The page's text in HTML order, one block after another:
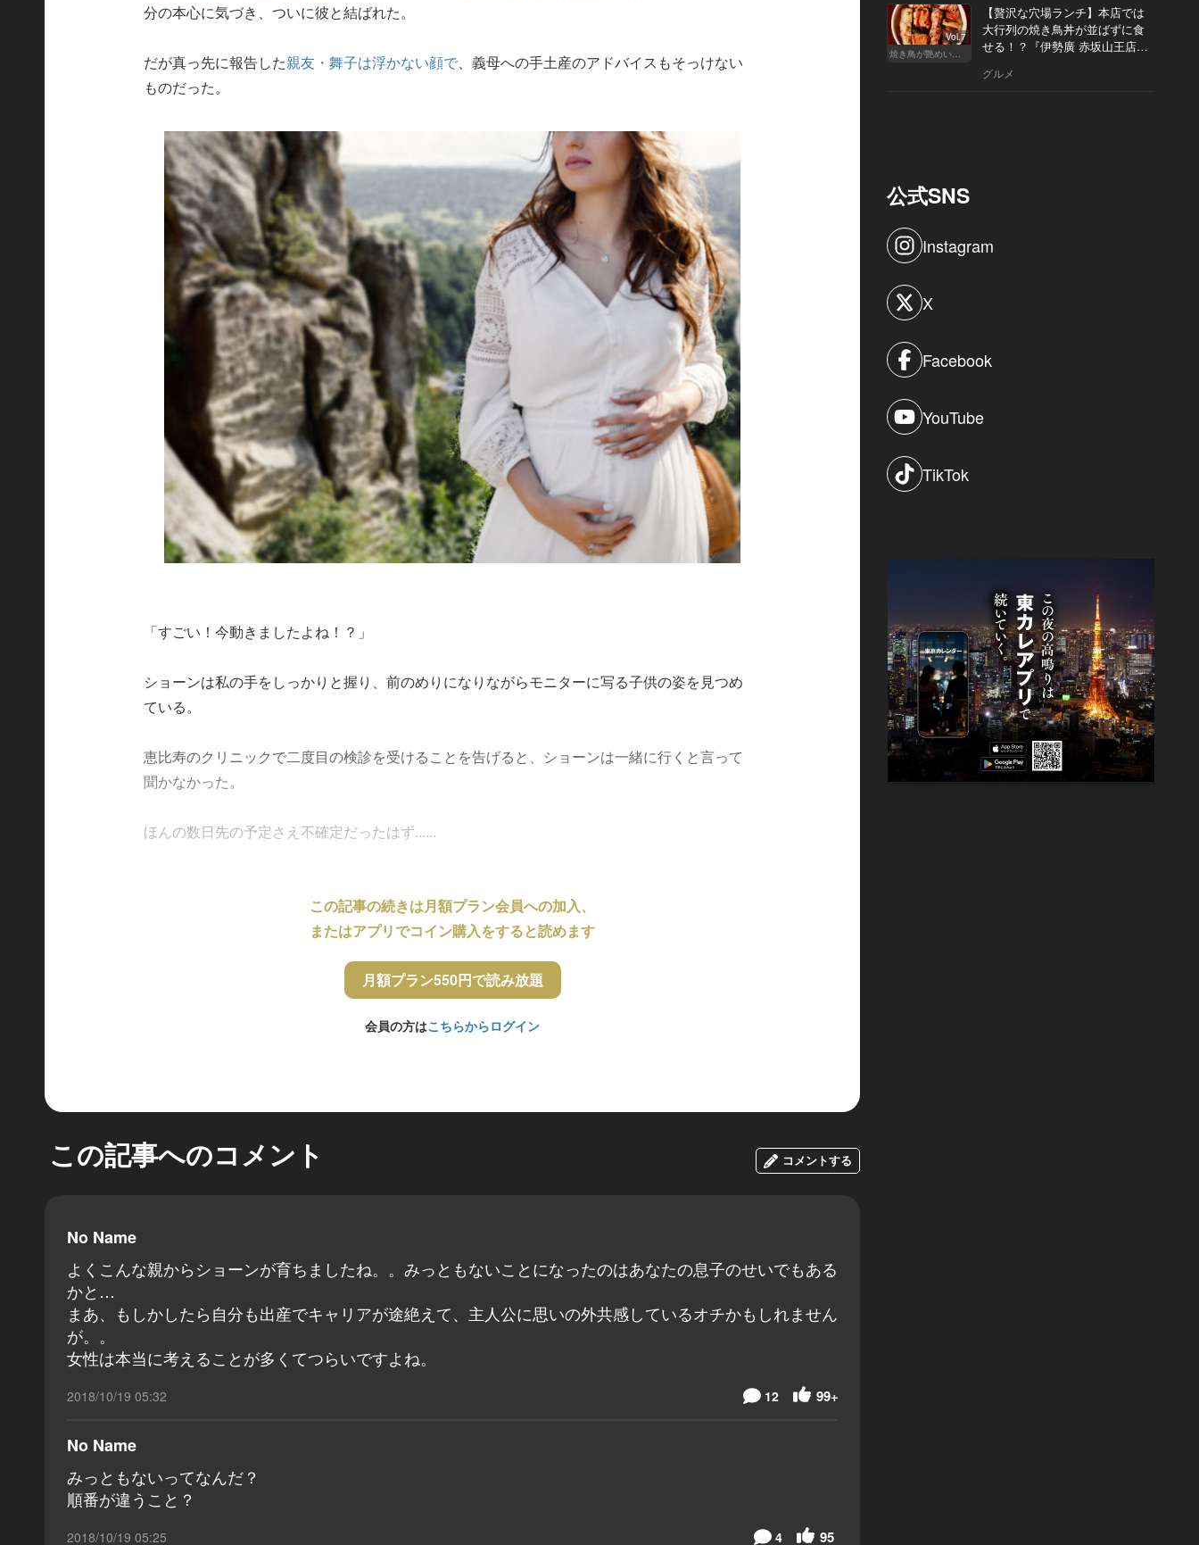
分の本心に気づき、ついに彼と結ばれた。
だが真っ先に報告した親友・舞子は浮かない顔で、義母への手土産のアドバイスもそっけない
ものだった。
「すごい！今動きましたよね！？」
ショーンは私の手をしっかりと握り、前のめりになりながらモニターに写る子供の姿を見つめ
ている。
恵比寿のクリニックで二度目の検診を受けることを告げると、ショーンは一緒に行くと言って
聞かなかった。
ほんの数日先の予定さえ不確定だったはず......
この記事の続きは月額プラン会員への加入、
またはアプリでコイン購入をすると読めます
月額プラン550円で読み放題
会員の方はこちらからログイン
この記事へのコメント コメントする
No Name
よくこんな親からショーンが育ちましたね。。みっともないことになったのはあなたの息子のせいでもある
かと…
まあ、もしかしたら自分も出産でキャリアが途絶えて、主人公に思いの外共感しているオチかもしれません
が。。
女性は本当に考えることが多くてつらいですよね。
2018/10/19 05:32 99+
12
No Name
みっともないってなんだ？
順番が違うこと？
2018/10/19 05:25 95
4
Vol.7
焼き鳥が艶めいてきた
【贅沢な穴場ランチ】本店では
大行列の焼き鳥丼が並ばずに食
せる！？『伊勢廣 赤坂山王店』
グルメ
公式SNS
Instagram
X
Facebook
YouTube
TikTok